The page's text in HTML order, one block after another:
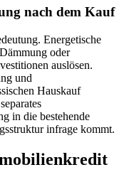
nach dem Kauf
Energetische
oder
auslösen.
und
Hauskauf
in die bestehende
infrage kommt.